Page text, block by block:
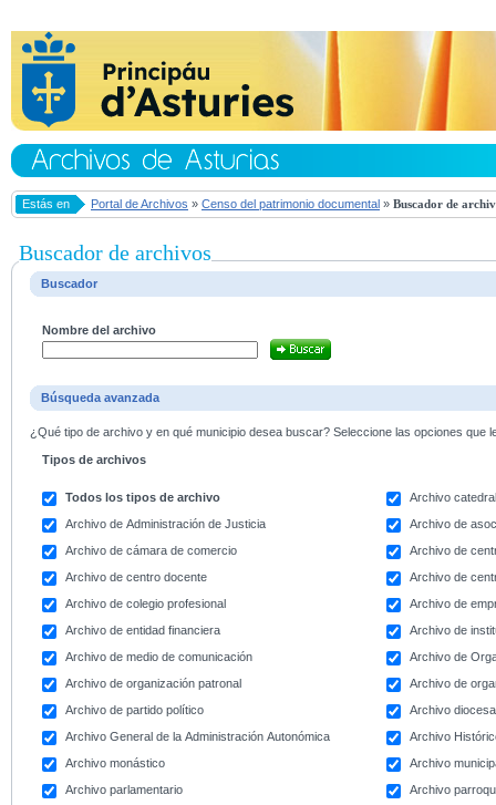
Estás en Portal de Archivos » Censo del patrimonio documental » Buscador de
Buscador de archivos
Buscador
Nombre del archivo
Búsqueda avanzada
¿Qué tipo de archivo y en qué municipio desea buscar? Seleccione las opciones que
Tipos de archivos
Todos los tipos de archivo
Archivo
Archivo de Administración de Justicia
Archivo de
Archivo de cámara de comercio
Archivo de
Archivo de centro docente
Archivo de
Archivo de colegio profesional
Archivo de
Archivo de entidad financiera
Archivo de
Archivo de medio de comunicación
Archivo de
Archivo de organización patronal
Archivo de
Archivo de partido político
Archivo
Archivo General de la Administración Autonómica
Archivo
Archivo monástico
Archivo
Archivo parlamentario
Archivo